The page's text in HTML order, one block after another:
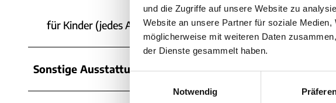
und die Zugriffe auf unsere Website zu
Website an unsere Partner für soziale
möglicherweise mit weiteren Daten
der Dienste gesammelt haben.
i
Notwendig
für Kinder (jedes Alter)
Sonstige Ausstattung/Einrichtung